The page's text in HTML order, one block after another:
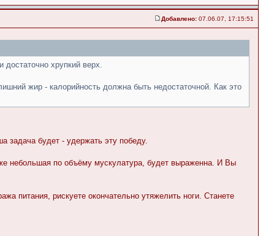
Добавлено: 07.06.07, 17:15:51
хрупкий верх.
жир - калорийность должна быть недостаточной. Как это
задача будет - удержать эту победу.
небольшая по объёму мускулатура, будет выраженна. И Вы
питания, рискуете окончательно утяжелить ноги. Станете